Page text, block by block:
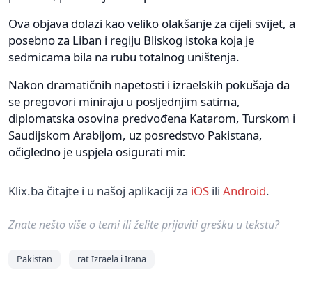
Ova objava dolazi kao veliko olakšanje za cijeli svijet, a
posebno za Liban i regiju Bliskog istoka koja je
sedmicama bila na rubu totalnog uništenja.
Nakon dramatičnih napetosti i izraelskih pokušaja da
se pregovori miniraju u posljednjim satima,
diplomatska osovina predvođena Katarom, Turskom i
Saudijskom Arabijom, uz posredstvo Pakistana,
očigledno je uspjela osigurati mir.
Klix.ba čitajte i u našoj aplikaciji za iOS ili Android.
Znate nešto više o temi ili želite prijaviti grešku u tekstu?
Pakistan rat Izraela i Irana